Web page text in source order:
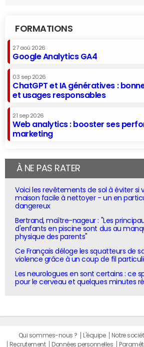
FORMATIONS
27 aoû 2026
Google Analytics GA4
03 sep 2026
ChatGPT et IA génératives :
et usages responsables
21 sep 2026
Web analytics : booster ses
marketing
À NE PAS RATER
Voici les revêtements de sol à éviter si
maison facile à nettoyer - un en
dangereux
Bertrand, maître-nageur : "Les
d'enfants en piscine sont dus au
physique des parents"
Ce Français déloge les squatteurs de
violence grâce à un coup de fil
Les neurologues en sont certains : ce
pour le cerveau et quelques minutes
Qui sommes-nous ? L'équipe Notre
Recrutement
Données personnelles